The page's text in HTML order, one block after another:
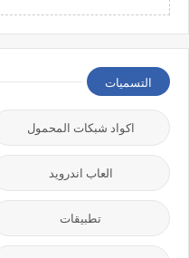
التسميات
اكواد شبكات المحمول
العاب اندرويد
تطبيقات